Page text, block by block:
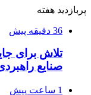
پربازدید هفته
36 دقیقه پیش
تلاش برای
صنایع
1 ساعت پیش